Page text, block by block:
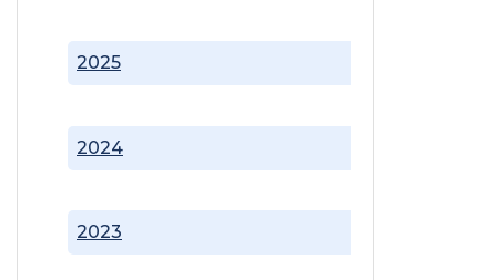
2023
2024
2025